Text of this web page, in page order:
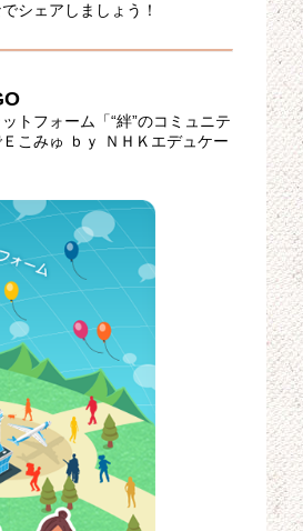
シェアしましょう！
トフォーム「“絆”のコミュニテ
こみゅ ｂｙ ＮＨＫエデュケー